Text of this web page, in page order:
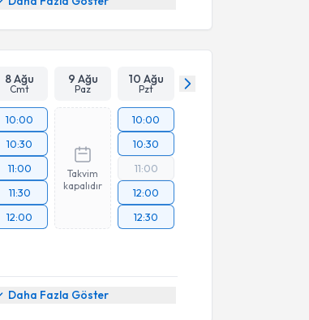
8 Ağu
Cmt
9 Ağu
Paz
10 Ağu
Pzt
10:00
10:30
11:00
11:30
12:00
Takvim
kapalıdır
10:00
10:30
11:00
12:00
12:30
Daha Fazla Göster